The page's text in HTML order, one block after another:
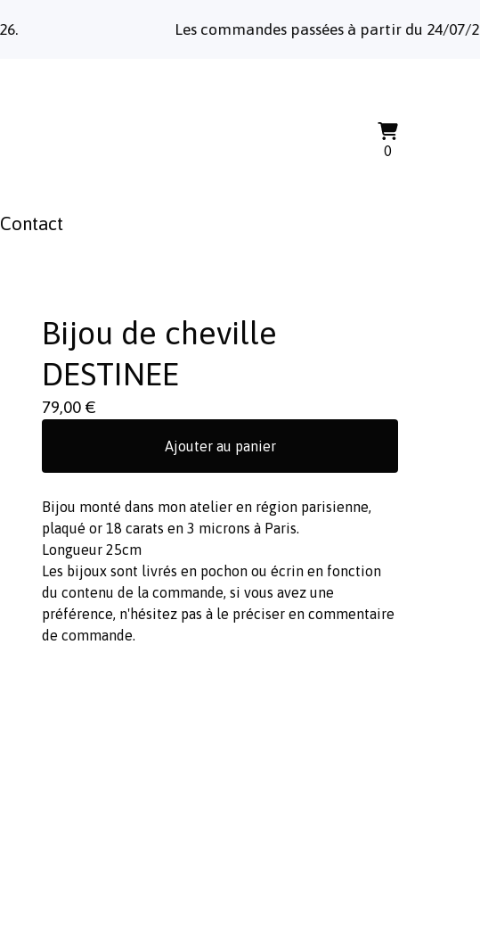
Les commandes passées à partir du 24/07/
0
Contact
Bijou de cheville
DESTINEE
79,00 €
Ajouter au panier
Bijou monté dans mon atelier en région parisienne,
plaqué or 18 carats en 3 microns à Paris.
Longueur 25cm
Les bijoux sont livrés en pochon ou écrin en fonction
du contenu de la commande, si vous avez une
préférence, n'hésitez pas à le préciser en commentaire
de commande.